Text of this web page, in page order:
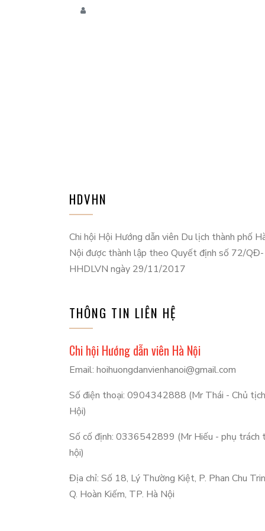
2021
HDVHN
Chi hội Hội Hướng dẫn viên Du lịch thành phố
Nội được thành lập theo Quyết định số 72/QĐ-
HHDLVN ngày 29/11/2017
THÔNG TIN LIÊN HỆ
Chi hội Hướng dẫn viên Hà Nội
Email: hoihuongdanvienhanoi@gmail.com
Số điện thoại: 0904342888 (Mr Thái - Chủ tịch
Hội)
Số cố định: 0336542899 (Mr Hiếu - phụ trách
hội)
Địa chỉ: Số 18, Lý Thường Kiệt, P. Phan Chu
Q. Hoàn Kiếm, TP. Hà Nội